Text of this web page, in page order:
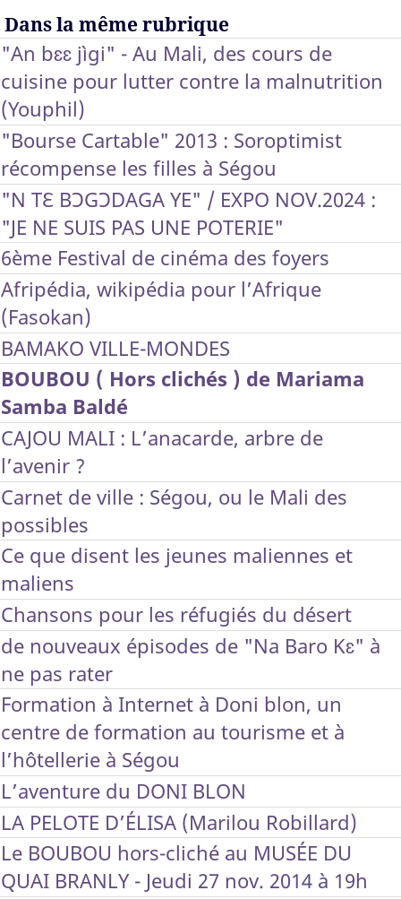
Dans la même rubrique
"An bɛɛ jìgi" - Au Mali, des cours de
cuisine pour lutter contre la malnutrition
(Youphil)
"Bourse Cartable" 2013 : Soroptimist
récompense les filles à Ségou
"N TƐ BƆGƆDAGA YE" / EXPO NOV.2024 :
"JE NE SUIS PAS UNE POTERIE"
6ème Festival de cinéma des foyers
Afripédia, wikipédia pour l’Afrique
(Fasokan)
BAMAKO VILLE-MONDES
BOUBOU ( Hors clichés ) de Mariama
Samba Baldé
CAJOU MALI : L’anacarde, arbre de
l’avenir ?
Carnet de ville : Ségou, ou le Mali des
possibles
Ce que disent les jeunes maliennes et
maliens
Chansons pour les réfugiés du désert
de nouveaux épisodes de "Na Baro Kɛ" à
ne pas rater
Formation à Internet à Doni blon, un
centre de formation au tourisme et à
l’hôtellerie à Ségou
L’aventure du DONI BLON
LA PELOTE D’ÉLISA (Marilou Robillard)
Le BOUBOU hors-cliché au MUSÉE DU
QUAI BRANLY - Jeudi 27 nov. 2014 à 19h